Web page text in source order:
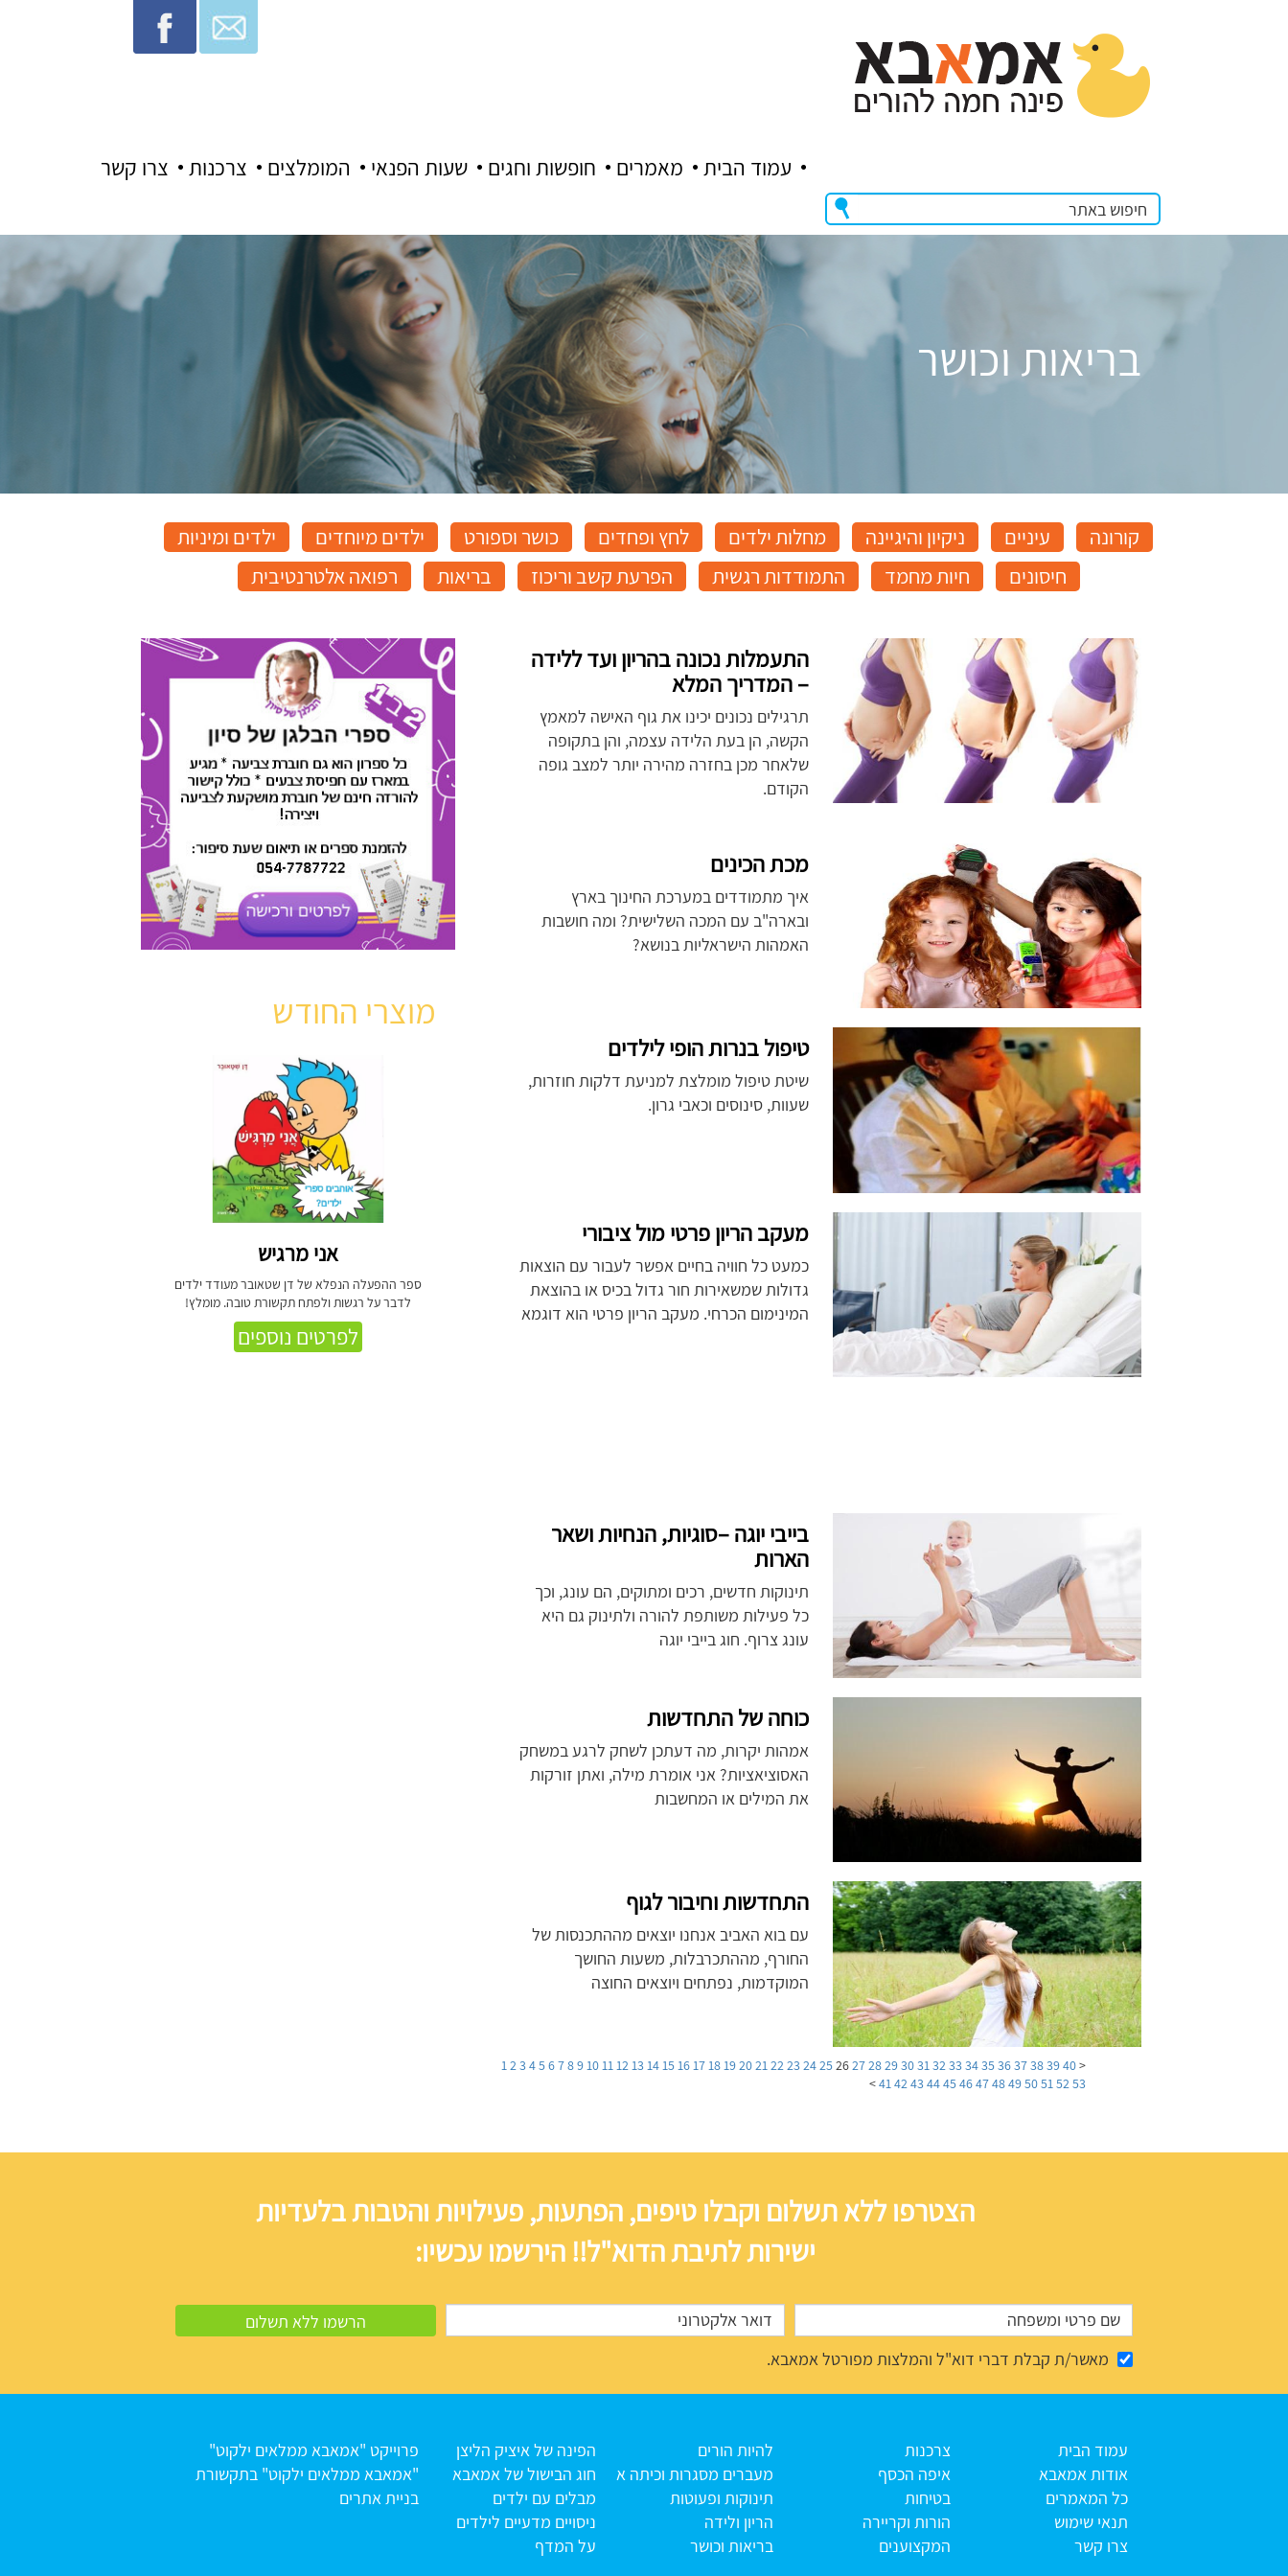
צרו קשר צרכנות המומלצים שעות הפנאי חופשות וחגים מאמרים עמוד הבית
בריאות וכושר
קורונה עיניים ניקיון והיגיינה מחלות ילדים לחץ ופחדים כושר וספורט ילדים מיוחדים
ילדים ומיניות
חיסונים
חיות מחמד התמודדות רגשית הפרעת קשב וריכוז בריאות רפואה אלטרנטיבית
התעמלות נכונה בהריון ועד ללידה
– המדריך המלא
תרגילים נכונים יכינו את גוף האישה למאמץ
הקשה, הן בעת הלידה עצמה, והן בתקופה
שלאחר מכן בחזרה מהירה יותר למצב גופה
הקודם.
מכת הכינים
איך מתמודדים במערכת החינוך בארץ
ובארה"ב עם המכה השלישית? ומה חושבות
האמהות הישראליות בנושא?
טיפול בנרות הופי לילדים
שיטת טיפול מומלצת למניעת דלקות חוזרות,
שעוות, סינוסים וכאבי גרון.
מעקב הריון פרטי מול ציבורי
כמעט כל חוויה בחיים אפשר לעבור עם הוצאות
גדולות שמשאירות חור גדול בכיס או בהוצאת
המינימום הכרחי. מעקב הריון פרטי הוא דוגמא
בייבי יוגה –סוגיות, הנחיות ושאר
הארות
תינוקות חדשים, רכים ומתוקים, הם עונג, וכך
כל פעילות משותפת להורה ולתינוק גם היא
עונג צרוף. חוג בייבי יוגה
כוחה של התחדשות
אמהות יקרות, מה דעתכן לשחק לרגע במשחק
האסוציאציות? אני אומרת מילה, ואתן זורקות
את המילים או המחשבות
התחדשות וחיבור לגוף
עם בוא האביב אנחנו יוצאים מההתכנסות של
החורף, מההתכרבלות, משעות החושך
המוקדמות, נפתחים ויוצאים החוצה
<
1 2 3456789 10 11 12 13 14 15 16 17 18 192021 22 232425262728293031 32 3334353637383940
41 42 434445464748495051 52 53
>
מוצרי החודש
אני מרגיש
ספר ההפעלה הנפלא של דן שטאובר מעודד ילדים
לדבר על רגשות ולפתח תקשורת טובה. מומלץ!
לפרטים נוספים
הצטרפו ללא תשלום וקבלו טיפים, הפתעות, פעילויות והטבות בלעדיות
ישירות לתיבת הדוא"ל!! הירשמו עכשיו:
מאשר/ת קבלת דברי דוא"ל והמלצות מפורטל אמאבא.
עמוד הבית
אודות אמאבא
כל המאמרים
תנאי שימוש
צרו קשר
צרכנות
איפה הכסף
בטיחות
הורות וקריירה
המקצוענים
להיות הורים
מעברים מסגרות וכיתה א
תינוקות ופעוטות
הריון ולידה
בריאות וכושר
הפינה של איציק הליצן
חוג הבישול של אמאבא
מבלים עם ילדים
ניסויים מדעיים לילדים
על המדף
פרוייקט "אמאבא ממלאים ילקוט"
"אמאבא ממלאים ילקוט" בתקשורת
בניית אתרים